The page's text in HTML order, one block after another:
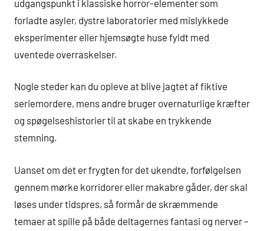
udgangspunkt i klassiske horror-elementer som
forladte asyler, dystre laboratorier med mislykkede
eksperimenter eller hjemsøgte huse fyldt med
uventede overraskelser.
Nogle steder kan du opleve at blive jagtet af fiktive
seriemordere, mens andre bruger overnaturlige kræfter
og spøgelseshistorier til at skabe en trykkende
stemning.
Uanset om det er frygten for det ukendte, forfølgelsen
gennem mørke korridorer eller makabre gåder, der skal
løses under tidspres, så formår de skræmmende
temaer at spille på både deltagernes fantasi og nerver –